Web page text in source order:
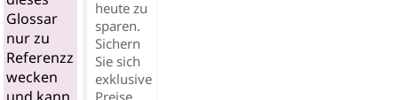
Glossar
nur zu
Referenzz
wecken
heute zu
sparen.
Sichern
Sie sich
exklusive
Preise,